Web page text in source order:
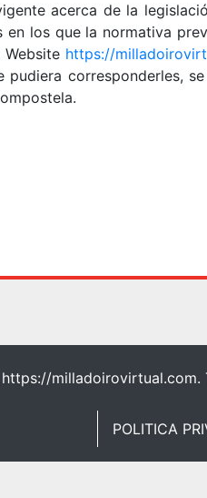
acerca de la
en los que la normativa
https://
pudiera corresponderles,
milladoirovirtual.com.
POLITICA